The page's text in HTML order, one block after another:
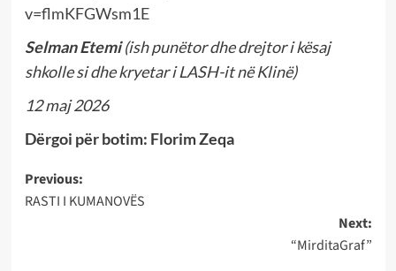
v=flmKFGWsm1E
Selman Etemi(ish punëtor dhe drejtor i kësaj
shkolle si dhe kryetar i LASH-it në Klinë)
12 maj 2026
Dërgoi për botim: Florim Zeqa
Post
navigation
Previous:
RASTI I KUMANOVËS
Next:
“MirditaGraf”